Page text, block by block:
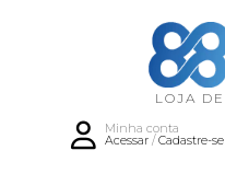
Minha conta
Acessar/Cadastre-se